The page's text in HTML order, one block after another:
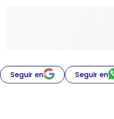
Seguir en Seguir en